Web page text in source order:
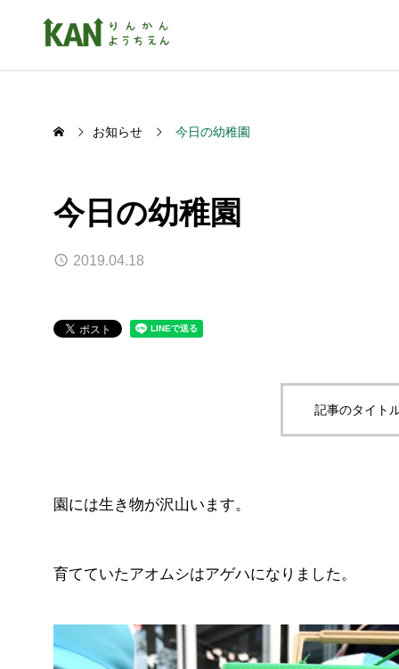
お知らせ 今日の幼稚園
今日の幼稚園
2019.04.18
記事のタイト
園には生き物が沢山います。
育てていたアオムシはアゲハになりました。